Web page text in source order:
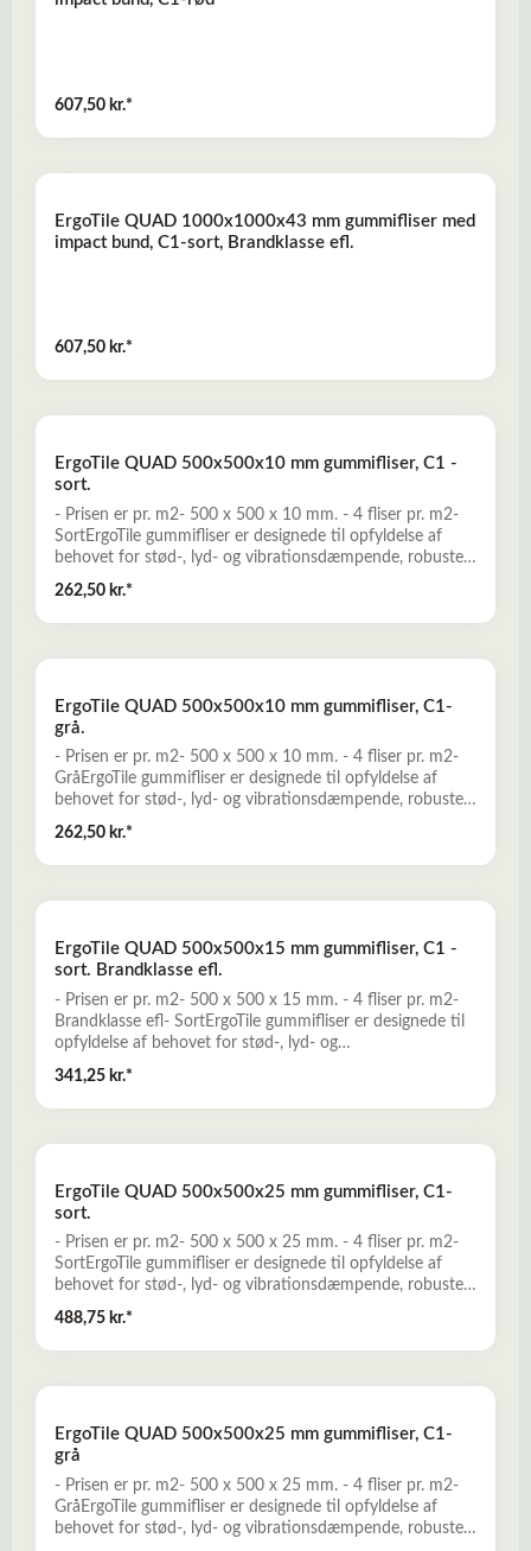
607,50 kr.*
ErgoTile QUAD 1000x1000x43 mm gummifliser med
impact bund, C1-sort, Brandklasse efl.
607,50 kr.*
ErgoTile QUAD 500x500x10 mm gummifliser, C1 -
sort.
- Prisen er pr. m2- 500 x 500 x 10 mm. - 4 fliser pr. m2-
SortErgoTile gummifliser er designede til opfyldelse af
behovet for stød-, lyd- og vibrationsdæmpende, robuste,
og miljøvenlig løsning, som produceres miljørigtigt af
genbrugsgummi fra udtjente dæk. ErgoTile QUAD kan
terrasser, i haven, poolområder mv.Læs mere her
262,50 kr.*
ErgoTile QUAD 500x500x10 mm gummifliser, C1-
grå.
- Prisen er pr. m2- 500 x 500 x 10 mm. - 4 fliser pr. m2-
GråErgoTile gummifliser er designede til opfyldelse af
behovet for stød-, lyd- og vibrationsdæmpende, robuste,
komfortable og skridsikre gummibelægninger. En prisvillig
og miljøvenlig løsning, som produceres miljørigtigt af
genbrugsgummi fra udtjente dæk. ErgoTile QUAD kan
262,50 kr.*
ErgoTile QUAD 500x500x15 mm gummifliser, C1 -
sort. Brandklasse efl.
- Prisen er pr. m2- 500 x 500 x 15 mm. - 4 fliser pr. m2-
Brandklasse efl- SortErgoTile gummifliser er designede til
opfyldelse af behovet for stød-, lyd- og
gummibelægninger. En prisvillig og miljøvenlig løsning,
som produceres miljørigtigt af genbrugsgummi fra
Fitness-, crossfit og frivægtstræning, terrasser, i haven,
gummefliserSom tilbehør kan man tilkøbe gummiramper i
15 mm. tykkelse - Se disse HER...
341,25 kr.*
ErgoTile QUAD 500x500x25 mm gummifliser, C1-
sort.
- Prisen er pr. m2- 500 x 500 x 25 mm. - 4 fliser pr. m2-
SortErgoTile gummifliser er designede til opfyldelse af
behovet for stød-, lyd- og vibrationsdæmpende, robuste,
komfortable og skridsikre gummibelægninger. En prisvillig
og miljøvenlig løsning, som produceres miljørigtigt af
genbrugsgummi fra udtjente dæk. ErgoTile QUAD kan
tilkøbe gummiramper i 25 mm. tykkelse - Se disse HER...
488,75 kr.*
ErgoTile QUAD 500x500x25 mm gummifliser, C1-
grå
- Prisen er pr. m2- 500 x 500 x 25 mm. - 4 fliser pr. m2-
GråErgoTile gummifliser er designede til opfyldelse af
behovet for stød-, lyd- og vibrationsdæmpende, robuste,